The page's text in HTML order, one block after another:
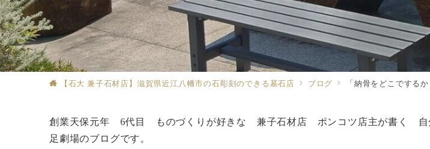
【石大 兼子石材店】滋賀県近江八幡市の石彫刻のできる墓石店 ブログ 「納骨をどこでする
創業天保元年 6代目 ものづくりが好きな 兼子石材店 ポンコツ店主が書く 自
足劇場のブログです。